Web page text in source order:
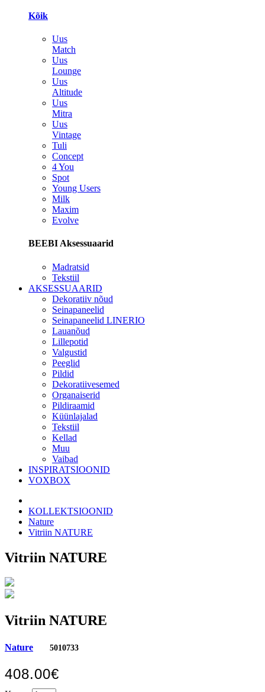
Kõik
Uus
Match
Uus
Lounge
Uus
Altitude
Uus
Mitra
Uus
Vintage
Tuli
Concept
4 You
Spot
Young Users
Milk
Maxim
Evolve
BEEBI Aksessuaarid
Madratsid
Tekstiil
AKSESSUAARID
Dekoratiiv nõud
Seinapaneelid
Seinapaneelid LINERIO
Lauanõud
Lillepotid
Valgustid
Peeglid
Pildid
Dekoratiivesemed
Organaiserid
Pildiraamid
Küünlajalad
Tekstiil
Kellad
Muu
Vaibad
INSPIRATSIOONID
VOXBOX
KOLLEKTSIOONID
Nature
Vitriin NATURE
Vitriin NATURE
Vitriin NATURE
Nature 5010733
408.00€